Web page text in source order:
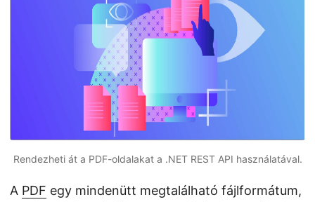
Rendezheti át a PDF-oldalakat a .NET REST API használatával.
A PDF egy mindenütt megtalálható fájlformátum,